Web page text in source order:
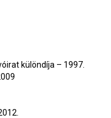
különdíja – 1997.